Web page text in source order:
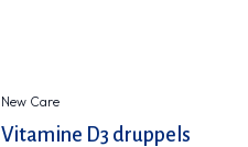
New Care
Vitamine D3 druppels